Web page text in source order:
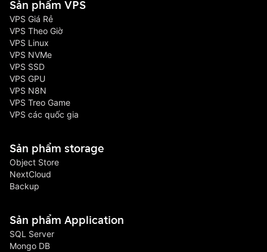
Sản phẩm VPS
VPS Giá Rẻ
VPS Theo Giờ
VPS Linux
VPS NVMe
VPS SSD
VPS GPU
VPS N8N
VPS Treo Game
VPS các quốc gia
Sản phẩm storage
Object Store
NextCloud
Backup
Sản phẩm Application
SQL Server
Mongo DB